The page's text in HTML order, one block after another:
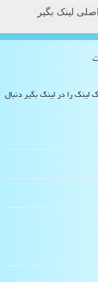
لینک بگیر
لینک را در لینک بگیر دنبال